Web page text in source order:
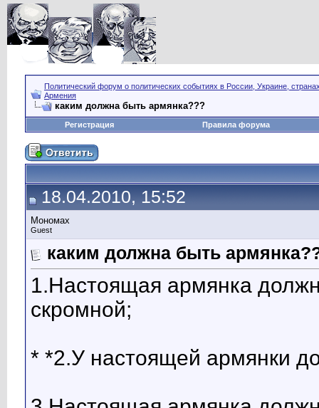
Политический форум о политических событиях в России, Украине,
Армения
каким должна быть армянка???
Регистрация Правила форума
18.04.2010, 15:52
Мономах
Guest
каким должна быть
1.Настоящая армянка
скромной;
* *2.У настоящей армянки